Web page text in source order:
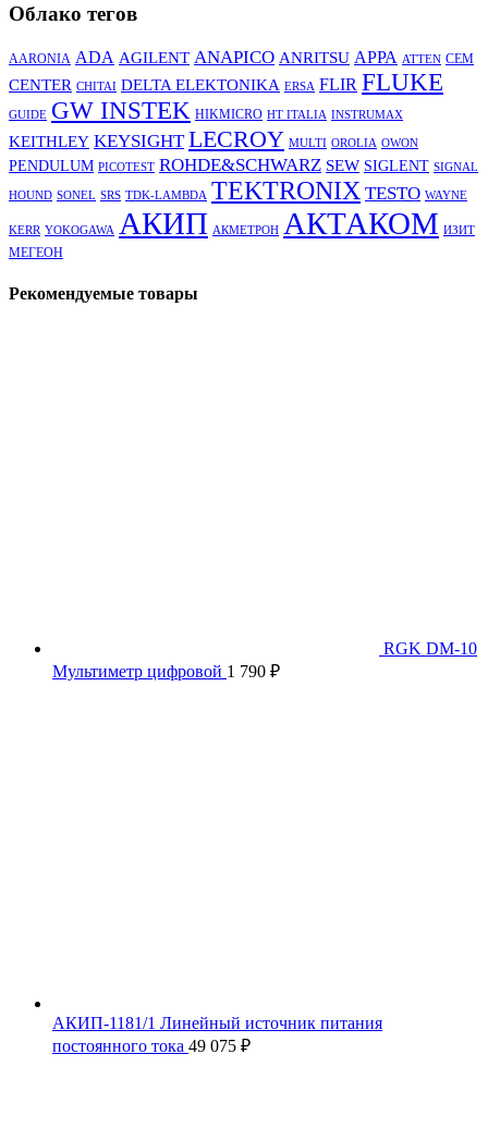
Облако тегов
AARONIA ADA AGILENT ANAPICO ANRITSU APPA ATTEN CEM
CENTER CHITAI DELTA ELEKTONIKA ERSA FLIR FLUKE
GUIDE GW INSTEK HIKMICRO HT ITALIA INSTRUMAX
KEITHLEY KEYSIGHT LECROY MULTI OROLIA OWON
PENDULUM PICOTEST ROHDE&SCHWARZ SEW SIGLENT SIGNAL
HOUND SONEL SRS TDK-LAMBDA TEKTRONIX TESTO WAYNE
KERR YOKOGAWA АКИП АКМЕТРОН АКТАКОМ ИЗИТ
МЕГЕОН
Рекомендуемые товары
RGK DM-10
Мультиметр цифровой 1 790 ₽
АКИП-1181/1 Линейный источник питания
постоянного тока 49 075 ₽